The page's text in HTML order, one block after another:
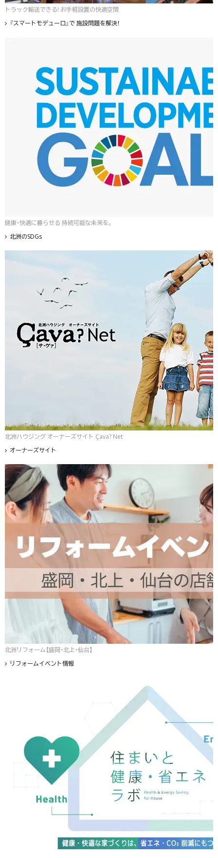
トラック輸送できる! お手軽設置の快適空間
『スマートモデューロ』で 施設問題を解決！
健康・快適に暮らせる 持続可能な未来を。
北洲のSDGs
北洲ハウジング オーナーズサイト Çava? Net
オーナーズサイト
北洲リフォーム【盛岡・北上・仙台】
リフォームイベント情報